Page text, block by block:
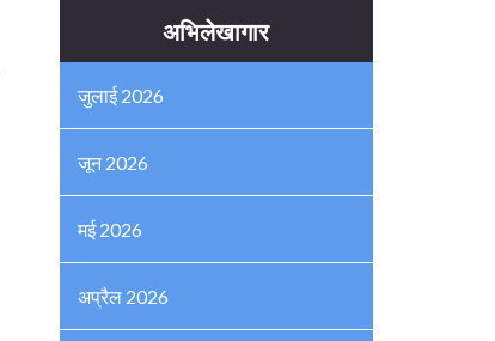
अभिलेखागार
जुलाई 2026
जून 2026
मई 2026
अप्रैल 2026